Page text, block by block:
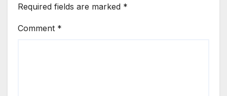
Required fields are marked *
Comment *